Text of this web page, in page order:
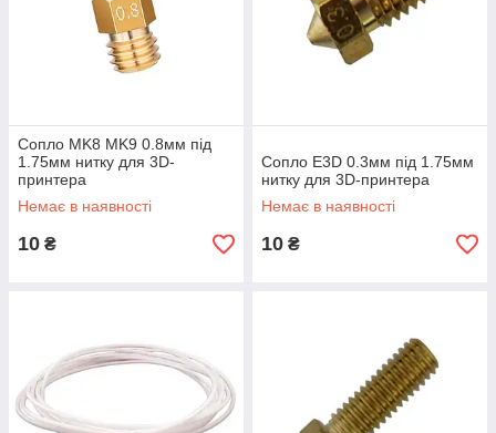
Сопло MK8 MK9 0.8мм під
1.75мм нитку для 3D-
принтера
Немає в наявності
10 ₴
Сопло E3D 0.3мм під 1.75мм
нитку для 3D-принтера
Немає в наявності
10 ₴